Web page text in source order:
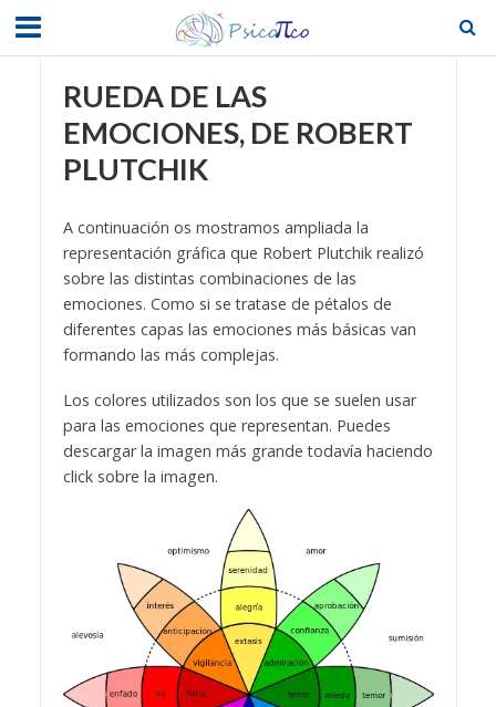
RUEDA DE LAS
EMOCIONES, DE ROBERT
PLUTCHIK
A continuación os mostramos ampliada la
representación gráfica que Robert Plutchik realizó
sobre las distintas combinaciones de las
emociones. Como si se tratase de pétalos de
diferentes capas las emociones más básicas van
formando las más complejas.
Los colores utilizados son los que se suelen usar
para las emociones que representan. Puedes
descargar la imagen más grande todavía haciendo
click sobre la imagen.